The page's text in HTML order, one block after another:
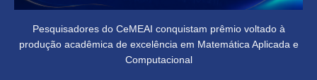
Pesquisadores do CeMEAI conquistam prêmio voltado à
produção acadêmica de excelência em Matemática Aplicada e
Computacional